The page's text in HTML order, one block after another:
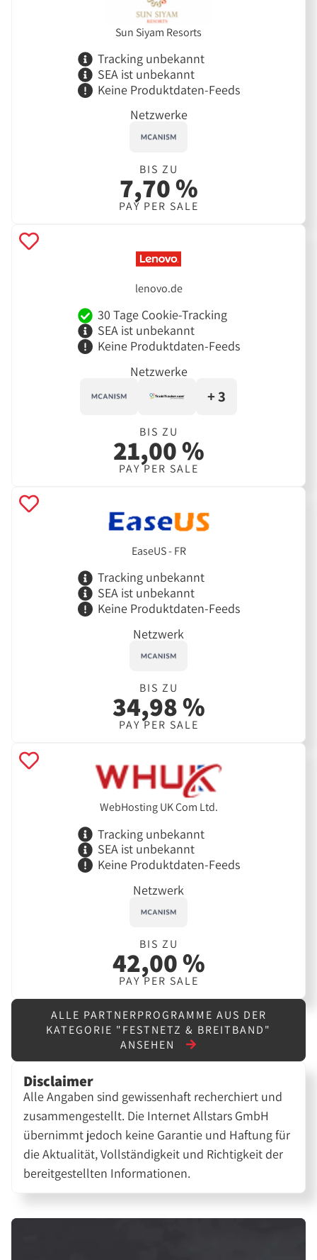
Sun Siyam Resorts
Tracking unbekannt
SEA ist unbekannt
Keine Produktdaten-Feeds
Netzwerke
BIS ZU
7,70 %
PAY PER SALE
lenovo.de
30 Tage Cookie-Tracking
SEA ist unbekannt
Keine Produktdaten-Feeds
Netzwerke
+ 3
BIS ZU
21,00 %
PAY PER SALE
EaseUS - FR
Tracking unbekannt
SEA ist unbekannt
Keine Produktdaten-Feeds
Netzwerk
BIS ZU
34,98 %
PAY PER SALE
WebHosting UK Com Ltd.
Tracking unbekannt
SEA ist unbekannt
Keine Produktdaten-Feeds
Netzwerk
BIS ZU
42,00 %
PAY PER SALE
ALLE PARTNERPROGRAMME AUS DER
KATEGORIE "FESTNETZ & BREITBAND"
ANSEHEN
Disclaimer
Alle Angaben sind gewissenhaft recherchiert und
zusammengestellt. Die Internet Allstars GmbH
übernimmt jedoch keine Garantie und Haftung für
die Aktualität, Vollständigkeit und Richtigkeit der
bereitgestellten Informationen.